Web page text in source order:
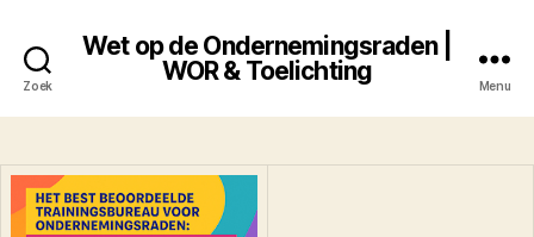
Zoek
Wet op de Ondernemingsraden |
WOR & Toelichting
Menu